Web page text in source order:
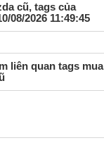
cũ, tags của
08/2026 11:49:45
liên quan tags mua